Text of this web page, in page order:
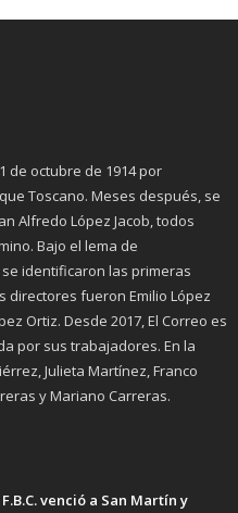
de octubre de 1914 por
Toscano. Meses después, se
Alfredo López Jacob, todos
Bajo el lema de
identificaron las primeras
directores fueron Emilio López
Ortiz. Desde 2017, El Correo es
por sus trabajadores. En la
Julieta Martínez, Franco
y Mariano Carreras.
venció a San Martín y